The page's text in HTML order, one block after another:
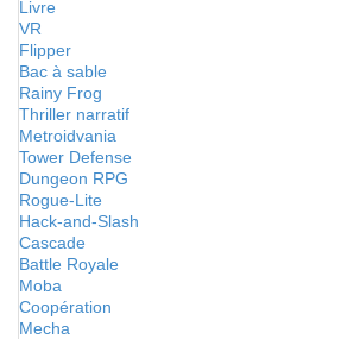
Livre
VR
Flipper
Bac à sable
Rainy Frog
Thriller narratif
Metroidvania
Tower Defense
Dungeon RPG
Rogue-Lite
Hack-and-Slash
Cascade
Battle Royale
Moba
Coopération
Mecha